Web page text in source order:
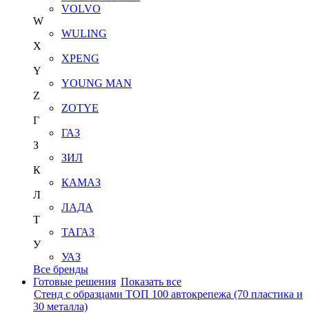
VOLVO
W
WULING
X
XPENG
Y
YOUNG MAN
Z
ZOTYE
Г
ГАЗ
З
ЗИЛ
К
КАМАЗ
Л
ЛАДА
Т
ТАГАЗ
У
УАЗ
Все бренды
Готовые решения Показать все
Стенд с образцами ТОП 100 автокрепежа (70 пластика и
30 металла)